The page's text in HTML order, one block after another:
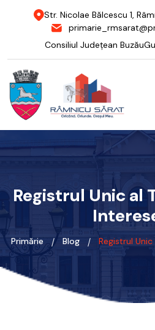
Str. Nicolae Bălcescu 1,
Consiliul Județean Buzău
Registrul Unic al
Primărie Blog Registrul